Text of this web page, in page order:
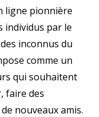
ligne pionnière
individus par le
inconnus du
comme un
qui souhaitent
faire des
nouveaux amis.